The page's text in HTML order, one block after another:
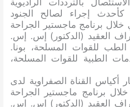
كأحدث إجراء لصالح الجنود
خلال برنامج ماجستير الجراحة
العقيد (الدكتور) إس. إس.
الطب للقوات المسلحة، بونا.
الطبية للقوات المسلحة،
أكياس القناة الصفراوية لدى
خلال برنامج ماجستير الجراحة
العقيد (الدكتور) إس. إس.